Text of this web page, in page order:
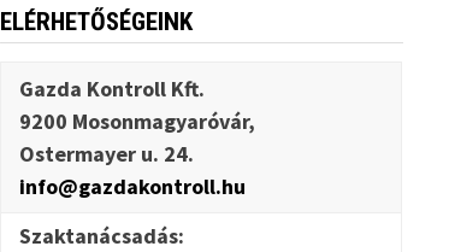
ELÉRHETŐSÉGEINK
Gazda Kontroll Kft.
9200 Mosonmagyaróvár,
Ostermayer u. 24.
info@gazdakontroll.hu
Szaktanácsadás: